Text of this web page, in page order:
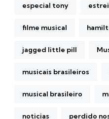
especial tony
filme musical
jagged little pill
musicais brasileiros
musical brasileiro
noticias perdido